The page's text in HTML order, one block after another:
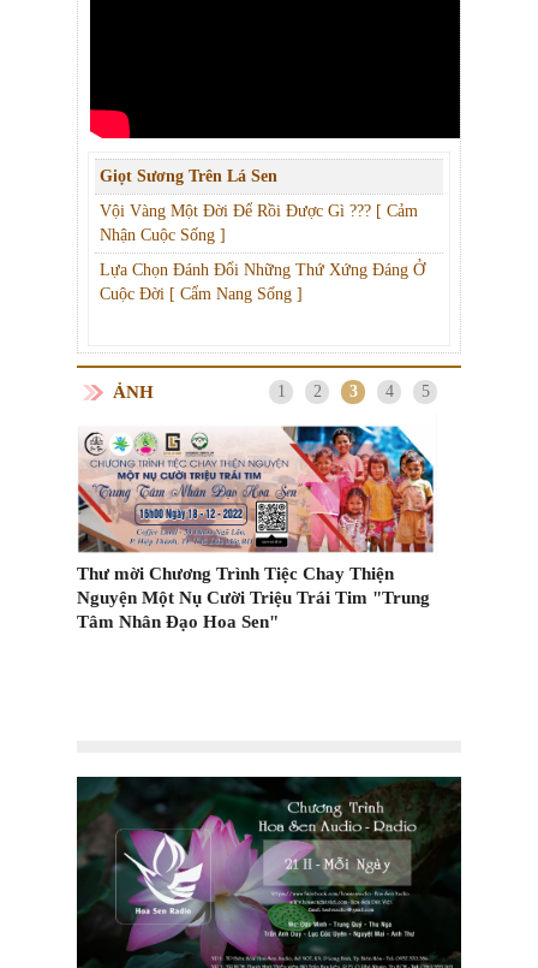
Giọt Sương Trên Lá Sen
Vội Vàng Một Đời Để Rồi Được Gì ??? [ Cảm
Nhận Cuộc Sống ]
Lựa Chọn Đánh Đổi Những Thứ Xứng Đáng Ở
Cuộc Đời [ Cẩm Nang Sống ]
ẢNH
Thư mời Chương Trình Tiệc Chay Thiện
Nguyện Một Nụ Cười Triệu Trái Tim "Trung
Tâm Nhân Đạo Hoa Sen"
1 2 3 4 5